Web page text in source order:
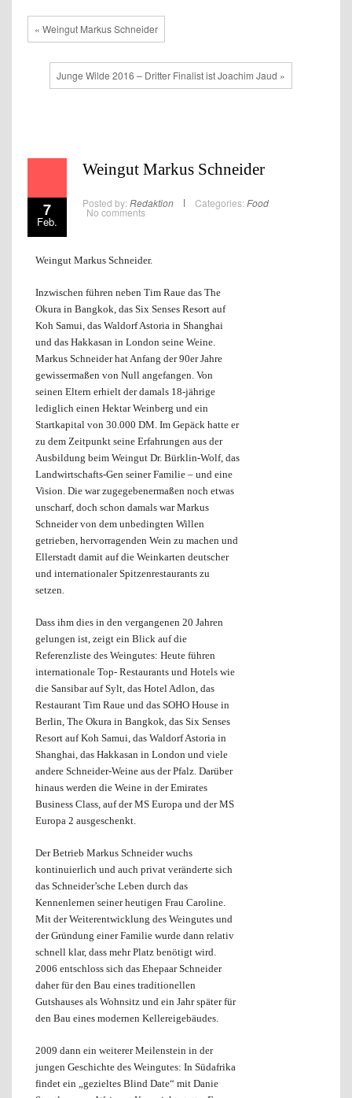
« Weingut Markus Schneider
Junge Wilde 2016 – Dritter Finalist ist Joachim Jaud »
7
Feb.
Weingut Markus Schneider
Posted by: Redaktion Categories: Food
No comments
Weingut Markus Schneider.
Inzwischen führen neben Tim Raue das The
Okura in Bangkok, das Six Senses Resort auf
Koh Samui, das Waldorf Astoria in Shanghai
und das Hakkasan in London seine Weine.
Markus Schneider hat Anfang der 90er Jahre
gewissermaßen von Null angefangen. Von
seinen Eltern erhielt der damals 18-jährige
lediglich einen Hektar Weinberg und ein
Startkapital von 30.000 DM. Im Gepäck hatte er
zu dem Zeitpunkt seine Erfahrungen aus der
Ausbildung beim Weingut Dr. Bürklin-Wolf, das
Landwirtschafts-Gen seiner Familie – und eine
Vision. Die war zugegebenermaßen noch etwas
unscharf, doch schon damals war Markus
Schneider von dem unbedingten Willen
getrieben, hervorragenden Wein zu machen und
Ellerstadt damit auf die Weinkarten deutscher
und internationaler Spitzenrestaurants zu
setzen.
Dass ihm dies in den vergangenen 20 Jahren
gelungen ist, zeigt ein Blick auf die
Referenzliste des Weingutes: Heute führen
internationale Top- Restaurants und Hotels wie
die Sansibar auf Sylt, das Hotel Adlon, das
Restaurant Tim Raue und das SOHO House in
Berlin, The Okura in Bangkok, das Six Senses
Resort auf Koh Samui, das Waldorf Astoria in
Shanghai, das Hakkasan in London und viele
andere Schneider-Weine aus der Pfalz. Darüber
hinaus werden die Weine in der Emirates
Business Class, auf der MS Europa und der MS
Europa 2 ausgeschenkt.
Der Betrieb Markus Schneider wuchs
kontinuierlich und auch privat veränderte sich
das Schneider’sche Leben durch das
Kennenlernen seiner heutigen Frau Caroline.
Mit der Weiterentwicklung des Weingutes und
der Gründung einer Familie wurde dann relativ
schnell klar, dass mehr Platz benötigt wird.
2006 entschloss sich das Ehepaar Schneider
daher für den Bau eines traditionellen
Gutshauses als Wohnsitz und ein Jahr später für
den Bau eines modernen Kellereigebäudes.
2009 dann ein weiterer Meilenstein in der
jungen Geschichte des Weingutes: In Südafrika
findet ein „gezieltes Blind Date“ mit Danie